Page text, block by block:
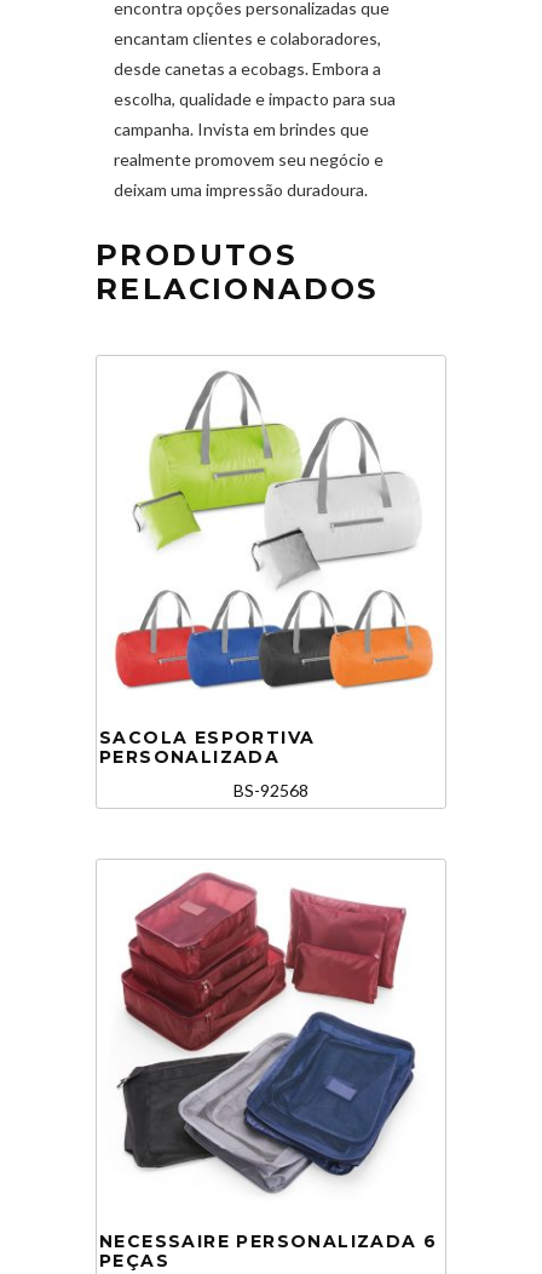
encontra opções personalizadas que
encantam clientes e colaboradores,
desde canetas a ecobags. Embora a
escolha, qualidade e impacto para sua
campanha. Invista em brindes que
realmente promovem seu negócio e
deixam uma impressão duradoura.
PRODUTOS
RELACIONADOS
SACOLA ESPORTIVA
PERSONALIZADA
BS-92568
NECESSAIRE PERSONALIZADA 6
PEÇAS